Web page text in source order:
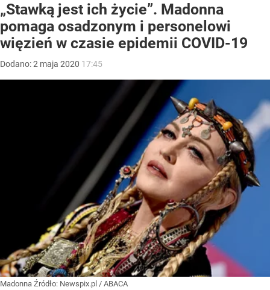
„Stawką jest ich życie”. Madonna
pomaga osadzonym i personelowi
więzień w czasie epidemii COVID-19
Dodano:2 maja 2020 17:45
Madonna Źródło: Newspix.pl / ABACA